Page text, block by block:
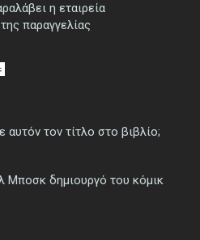
τον τίτλο στο βιβλίο;
Μποσκ δημιουργό του κόμικ
η εταιρεία
παραγγελίας